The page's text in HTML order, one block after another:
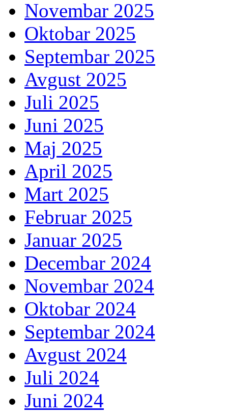
Novembar 2025
Oktobar 2025
Septembar 2025
Avgust 2025
Juli 2025
Juni 2025
Maj 2025
April 2025
Mart 2025
Februar 2025
Januar 2025
Decembar 2024
Novembar 2024
Oktobar 2024
Septembar 2024
Avgust 2024
Juli 2024
Juni 2024